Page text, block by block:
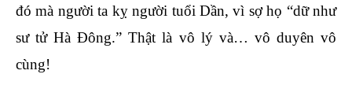
đó mà người ta kỵ người tuổi Dần, vì sợ họ “dữ như
sư tử Hà Đông.” Thật là vô lý và… vô duyên vô
cùng!